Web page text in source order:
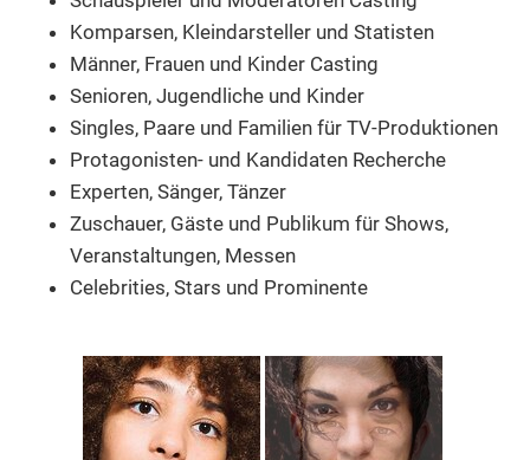
Komparsen, Kleindarsteller und Statisten
Männer, Frauen und Kinder Casting
Senioren, Jugendliche und Kinder
Singles, Paare und Familien für TV-Produktionen
Protagonisten- und Kandidaten Recherche
Experten, Sänger, Tänzer
Zuschauer, Gäste und Publikum für Shows,
Veranstaltungen, Messen
Celebrities, Stars und Prominente